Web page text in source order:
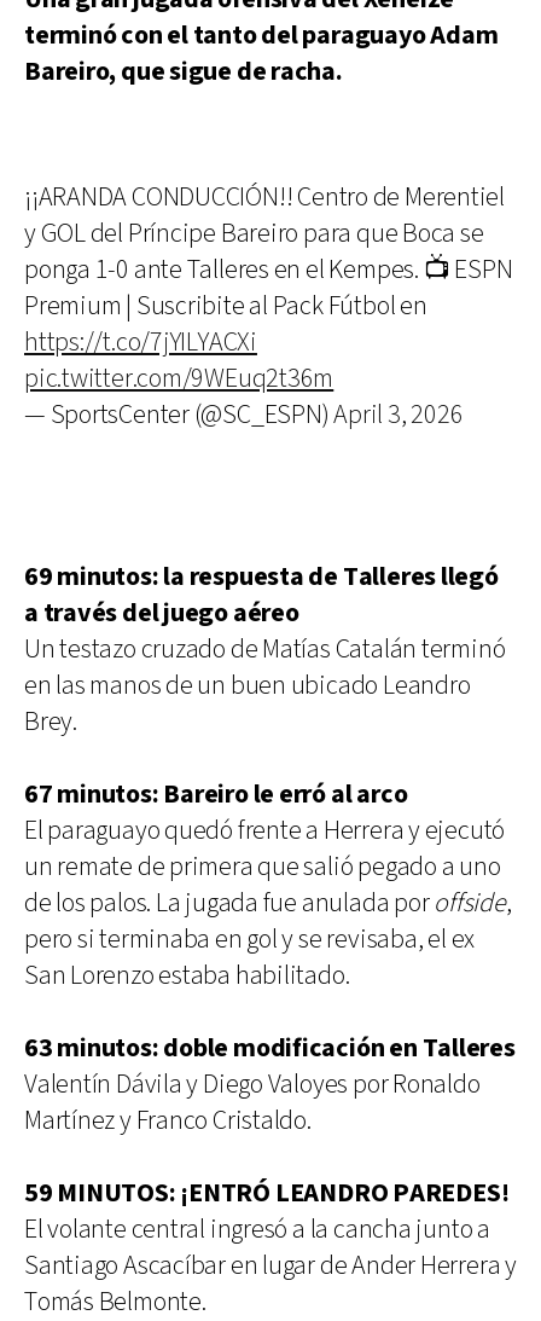
terminó con el tanto del paraguayo Adam
Bareiro, que sigue de racha.
¡¡ARANDA CONDUCCIÓN!! Centro de Merentiel
y GOL del Príncipe Bareiro para que Boca se
ponga 1-0 ante Talleres en el Kempes. 📺 ESPN
Premium | Suscribite al Pack Fútbol en
https://t.co/7jYILYACXi
pic.twitter.com/9WEuq2t36m
— SportsCenter (@SC_ESPN)April 3, 2026
69 minutos: la respuesta de Talleres llegó
a través del juego aéreo
Un testazo cruzado de Matías Catalán terminó
en las manos de un buen ubicado Leandro
Brey.
67 minutos: Bareiro le erró al arco
El paraguayo quedó frente a Herrera y ejecutó
un remate de primera que salió pegado a uno
de los palos. La jugada fue anulada poroffside,
pero si terminaba en gol y se revisaba, el ex
San Lorenzo estaba habilitado.
63 minutos: doble modificación en Talleres
Valentín Dávila y Diego Valoyes por Ronaldo
Martínez y Franco Cristaldo.
59 MINUTOS: ¡ENTRÓ LEANDRO PAREDES!
El volante central ingresó a la cancha junto a
Santiago Ascacíbar en lugar de Ander Herrera y
Tomás Belmonte.